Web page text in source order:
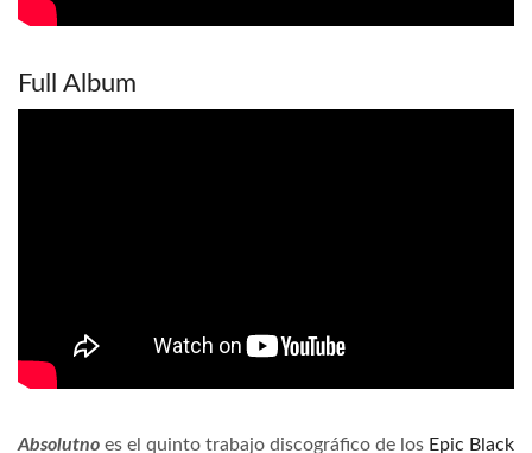
Full Album
Absolutno es el quinto trabajo discográfico de los Epic Black